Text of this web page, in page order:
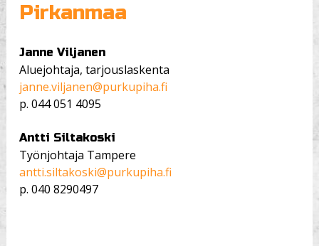
Pirkanmaa
Janne Viljanen
Aluejohtaja, tarjouslaskenta
janne.viljanen@purkupiha.fi
p.044 051 4095
Antti Siltakoski
Työnjohtaja Tampere
antti.siltakoski@purkupiha.fi
p.040 8290497